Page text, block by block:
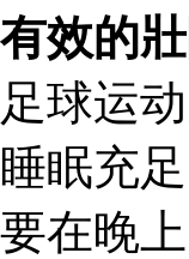
有效的
足球运
睡眠充
要在晚